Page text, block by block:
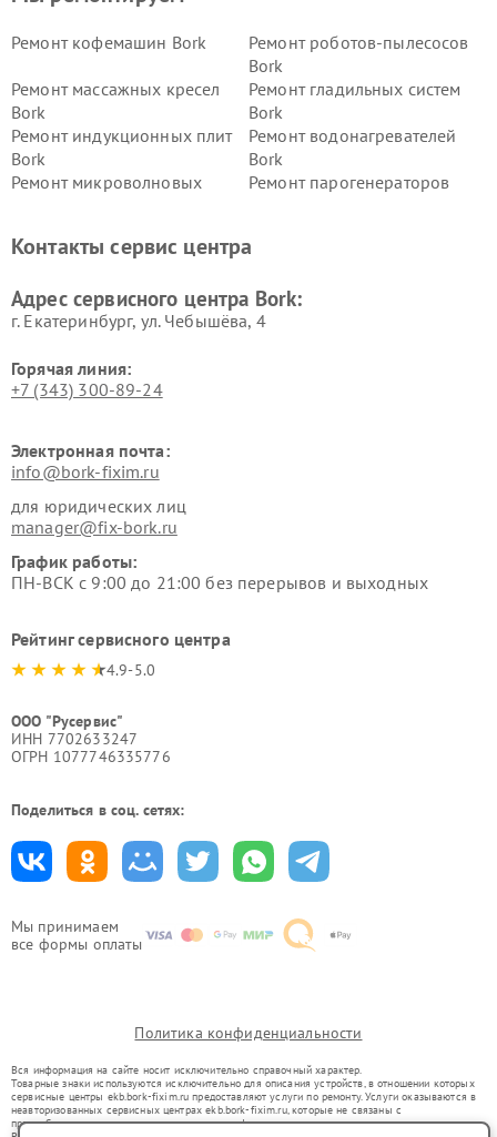
Мы принимаем
все формы оплаты
Ремонт кофемашин Bork
Ремонт роботов-пылесосов
Bork
Ремонт массажных кресел
Bork
Ремонт гладильных систем
Bork
Ремонт индукционных плит
Bork
Ремонт водонагревателей
Bork
Ремонт микроволновых
Ремонт парогенераторов
воздуха Bork
Bork
Bork
Контакты сервис центра
Адрес сервисного центра Bork:
г. Екатеринбург, ул. Чебышёва, 4
Горячая линия:
+7 (343) 300-89-24
Электронная почта:
info@bork-fixim.ru
для юридических лиц
manager@fix-bork.ru
График работы:
ПН-ВСК с 9:00 до 21:00 без перерывов и выходных
Рейтинг сервисного центра
4.9-5.0
ООО "Русервис"
ИНН 7702633247
ОГРН 1077746335776
Поделиться в соц. сетях:
Политика конфиденциальности
Вся информация на сайте носит исключительно справочный характер.
Товарные знаки используются исключительно для описания устройств, в отношении которых
сервисные центры ekb.bork-fixim.ru предоставляют услуги по ремонту. Услуги оказываются в
неавторизованных сервисных центрах ekb.bork-fixim.ru, которые не связаны с
правообладателями товарных знаков или их официальными представителями.